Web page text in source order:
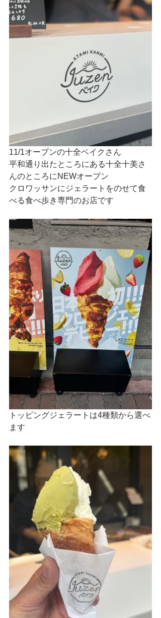
11/1オープンの十全ベイクさん
平和通り出たところにある十全十美さ
んのところにNEWオープン
クロワッサンにジェラートをのせて食
べる食べ歩き専門のお店です
トッピングジェラートは4種類から選べ
ます